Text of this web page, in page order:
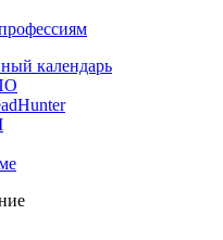
календарь